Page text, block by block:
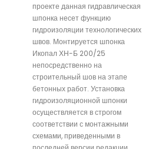
проекте данная гидравлическая
шпонка несет функцию
гидроизоляции технологических
швов. Монтируется шпонка
Икопал ХН-Б 200/25
непосредственно на
строительный шов на этапе
бетонных работ. Установка
гидроизоляционной шпонки
осуществляется в строгом
соответствии с монтажными
схемами, приведенными в